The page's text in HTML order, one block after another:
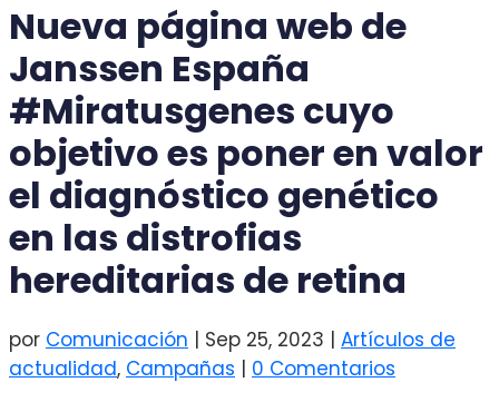
Nueva página web de
Janssen España
#Miratusgenes cuyo
objetivo es poner en valor
el diagnóstico genético
en las distrofias
hereditarias de retina
por Comunicación Sep 25, 2023
Artículos de
actualidad, Campañas
0 Comentarios